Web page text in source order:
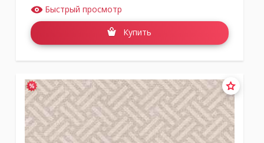
Быстрый просмотр
Купить